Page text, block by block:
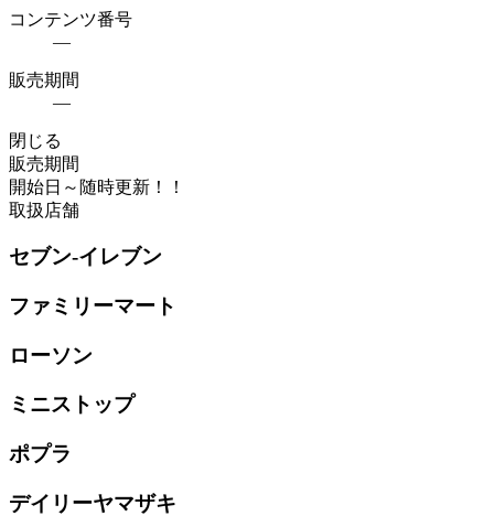
コンテンツ番号
―
販売期間
―
閉じる
販売期間
開始日 ～随時更新！！
取扱店舗
セブン-イレブン
ファミリーマート
ローソン
ミニストップ
ポプラ
デイリーヤマザキ